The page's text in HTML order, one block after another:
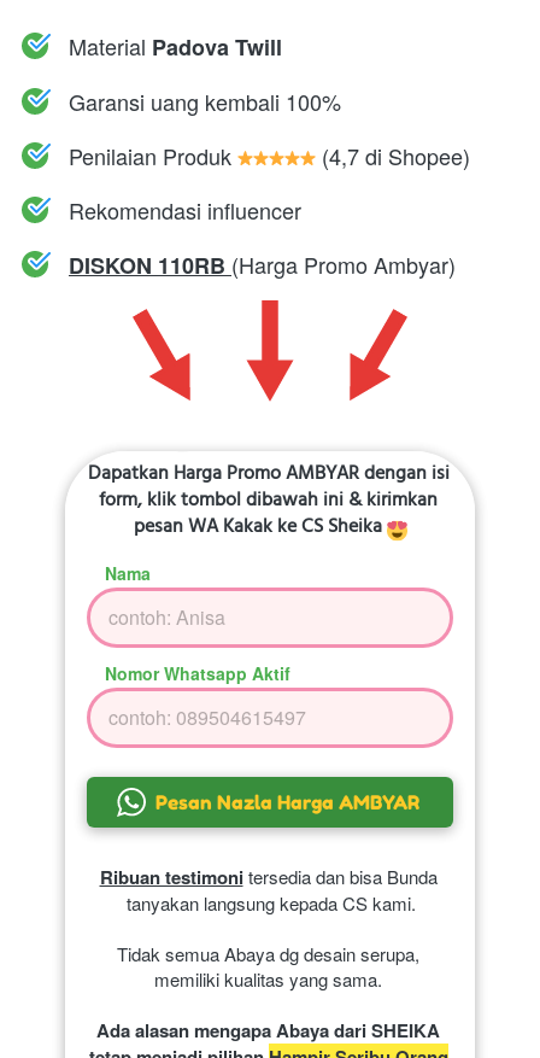
Material Padova Twill
Garansi uang kembali 100%
Penilaian Produk
(4,7 di Shopee)
Rekomendasi influencer
DISKON 110RB (Harga Promo Ambyar)
Dapatkan Harga Promo AMBYAR dengan isi
form, klik tombol dibawah ini & kirimkan
pesan WA Kakak ke CS Sheika
Nama
Nomor Whatsapp Aktif
` Pesan Nazla Harga AMBYAR
Ribuan testimoni tersedia dan bisa Bunda
tanyakan langsung kepada CS kami.
Tidak semua Abaya dg desain serupa,
memiliki kualitas yang sama.
Ada alasan mengapa Abaya dari SHEIKA